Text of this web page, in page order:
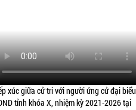
xúc giữa cử tri với người ứng cử đại biểu
tỉnh khóa X, nhiệm kỳ 2021-2026 tại